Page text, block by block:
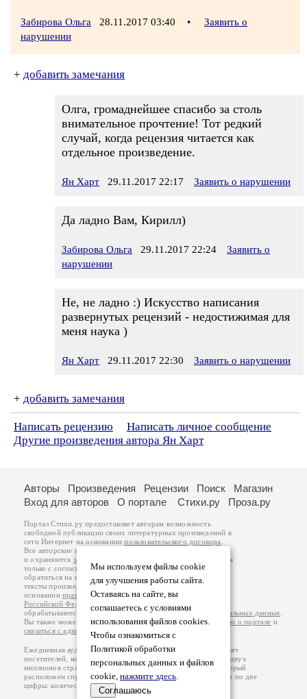
Забирова Ольга 28.11.2017 03:40 •
Заявить о
нарушении
+ добавить замечания
Олга, громаднейшее спасибо за столь
внимательное прочтение! Тот редкий
случай, когда рецензия читается как
отдельное произведение.
Ян Харт 29.11.2017 22:17 Заявить о нарушении
Да ладно Вам, Кирилл)
Забирова Ольга 29.11.2017 22:24
Заявить о
нарушении
Не, не ладно :) Искусство написания
развернутых рецензий - недостижимая для
меня наука )
Ян Харт 29.11.2017 22:30 Заявить о нарушении
+ добавить замечания
Написать рецензию
Написать личное сообщение
Другие произведения автора Ян Харт
Мы используем файлы cookie
для улучшения работы сайта.
Оставаясь на сайте, вы
соглашаетесь с условиями
использования файлов cookies.
Чтобы ознакомиться с
Политикой обработки
персональных данных и файлов
cookie, нажмите здесь.
Соглашаюсь
Авторы Произведения Рецензии Поиск
Магазин
Вход для авторов
О портале Стихи.ру Проза.ру
Портал Стихи.ру предоставляет авторам возможность
свободной публикации своих литературных произведений в
сети Интернет на основаниипользовательского договора
Все авторские права на произведения принадлежат авторам
и охраняются законом
. Перепечатка произведений возможна
только с согласия его автора, к которому вы можете
обратиться на его авторской странице. Ответственность за
тексты произведений авторы несут самостоятельно на
основанииправил публикацииизаконодательства
Российской Федерации
обрабатываются на основанииПолитики обработки персональных данных
Вы также можете посмотреть более подробнуюинформацию о портале и
связаться с администрацией
Ежедневная аудитория портала Стихи.ру – порядка 200 тысяч
посетителей, которые в общей сумме просматривают более двух
миллионов страниц по данным счетчика посещаемости, который
расположен справа от этого текста. В каждой графе указано по две
цифры: количество просмотров и количество посетителей.